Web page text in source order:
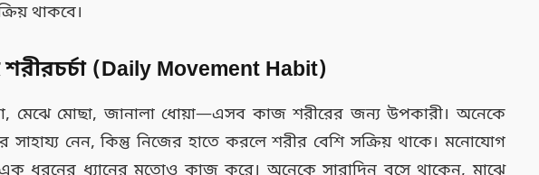
থাকবে।
(Daily Movement Habit)
মেঝে মোছা, জানালা ধোয়া—এসব কাজ শরীরের জন্য উপকারী। অনেকে
সাহায্য নেন, কিন্তু নিজের হাতে করলে শরীর বেশি সক্রিয় থাকে। মনোযোগ